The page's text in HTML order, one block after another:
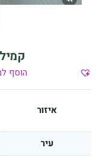
הוסף
איזור
עיר